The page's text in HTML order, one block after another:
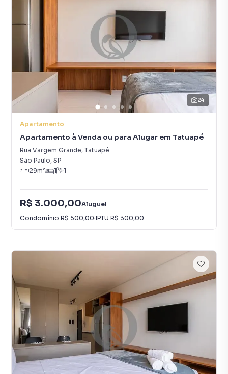
24
Apartamento
Apartamento à Venda ou para Alugar em Tatuapé
Rua Vargem Grande, Tatuapé
São Paulo, SP
29m² 1 1
R$ 3.000,00Aluguel
Condomínio R$ 500,00·IPTU R$ 300,00